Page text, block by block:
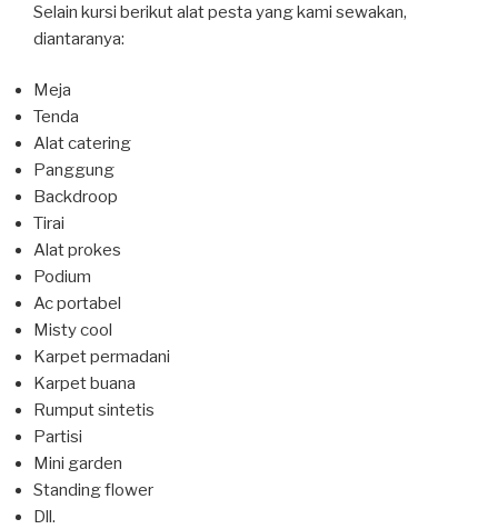
Selain kursi berikut alat pesta yang kami sewakan,
diantaranya:
Meja
Tenda
Alat catering
Panggung
Backdroop
Tirai
Alat prokes
Podium
Ac portabel
Misty cool
Karpet permadani
Karpet buana
Rumput sintetis
Partisi
Mini garden
Standing flower
Dll.